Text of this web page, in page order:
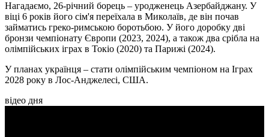
Нагадаємо, 26-річний борець – уродженець Азербайджану. У
віці 6 років його сім'я переїхала в Миколаїв, де він почав
займатись греко-римською боротьбою. У його доробку дві
бронзи чемпіонату Європи (2023, 2024), а також два срібла на
олімпійських іграх в Токіо (2020) та Парижі (2024).
У планах українця – стати олімпійським чемпіоном на Іграх
2028 року в Лос-Анджелесі, США.
відео дня